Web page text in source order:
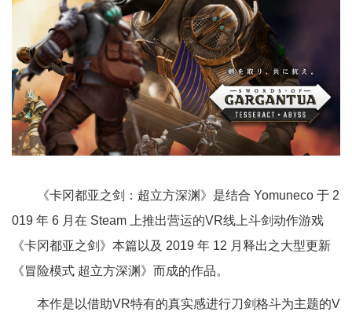
《卡冈都亚之剑：超立方深渊》是结合 Yomuneco 于 2
019 年 6 月在 Steam 上推出营运的VR线上斗剑动作游戏
《卡冈都亚之剑》本篇以及 2019 年 12 月释出之大型更新
《冒险模式 超立方深渊》而成的作品。
本作是以借助VR特有的真实感进行刀剑格斗为主题的V